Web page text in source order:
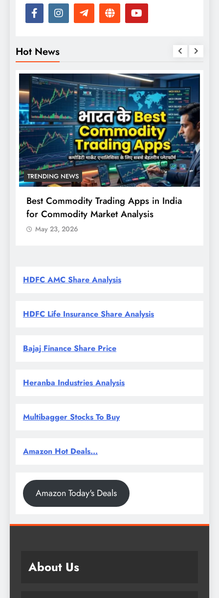
Hot News
in India
TRENDING NEWS
Nifty, Sensex Today: मजबूत शुरुआत के
संकेत, RBI नीति और FPI खरीदारी पर
की नजर
HDFC AMC Share Analysis
HDFC Life Insurance Share Analysis
Bajaj Finance Share Price
Heranba Industries Analysis
Multibagger Stocks To Buy
Amazon Hot Deals...
Amazon Today's Deals
About Us